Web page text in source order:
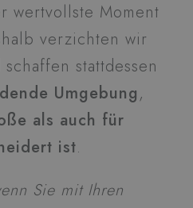
wertvollste Moment
verzichten wir
stattdessen
Umgebung,
als auch für
ist.
Sie mit Ihren